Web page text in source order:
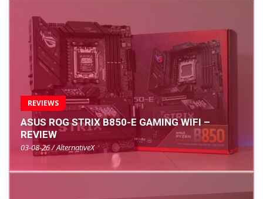
REVIEWS
ASUS ROG STRIX B850-E GAMING WIFI –
REVIEW
03-08-26 / AlternativeX